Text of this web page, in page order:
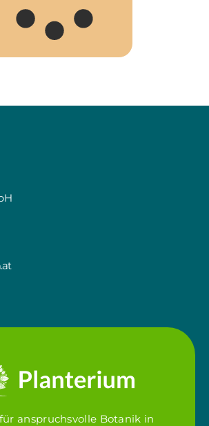
anspruchsvolle Botanik in